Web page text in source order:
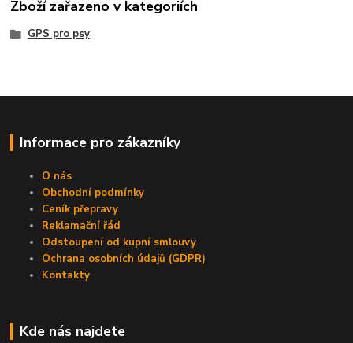
Zboží zařazeno v kategoriích
GPS pro psy
Informace pro zákazníky
O nás
Obchodní podmínky
Ceník přepravy
Reklamační řád
Odstoupení od kupní smlouvy
Ochrana osobních údajů (GDPR)
Kontakty
Kde nás najdete